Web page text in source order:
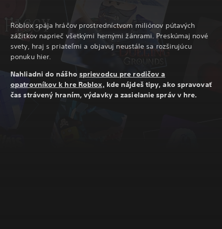
Roblox spája hráčov prostredníctvom miliónov pútavých
zážitkov naprieč všetkými hernými žánrami. Preskúmaj nové
svety, hraj s priateľmi a objavuj neustále sa rozširujúcu
ponuku hier.
Nahliadni do nášho sprievodcu pre rodičov a
opatrovníkov k hre Roblox,kde nájdeš tipy, ako spravovať
čas strávený hraním, výdavky a zasielanie správ v hre.